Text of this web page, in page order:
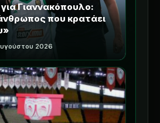
Γιαννακόπουλο:
που κρατάει
2026